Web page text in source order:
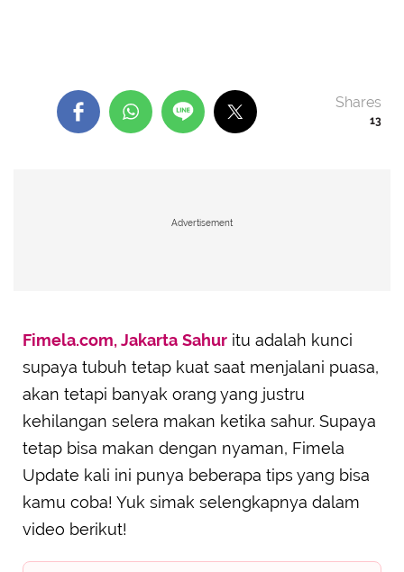
13
Shares
Advertisement
Fimela.com, Jakarta Sahur itu adalah kunci
supaya tubuh tetap kuat saat menjalani puasa,
akan tetapi banyak orang yang justru
kehilangan selera makan ketika sahur. Supaya
tetap bisa makan dengan nyaman, Fimela
Update kali ini punya beberapa tips yang bisa
kamu coba! Yuk simak selengkapnya dalam
video berikut!